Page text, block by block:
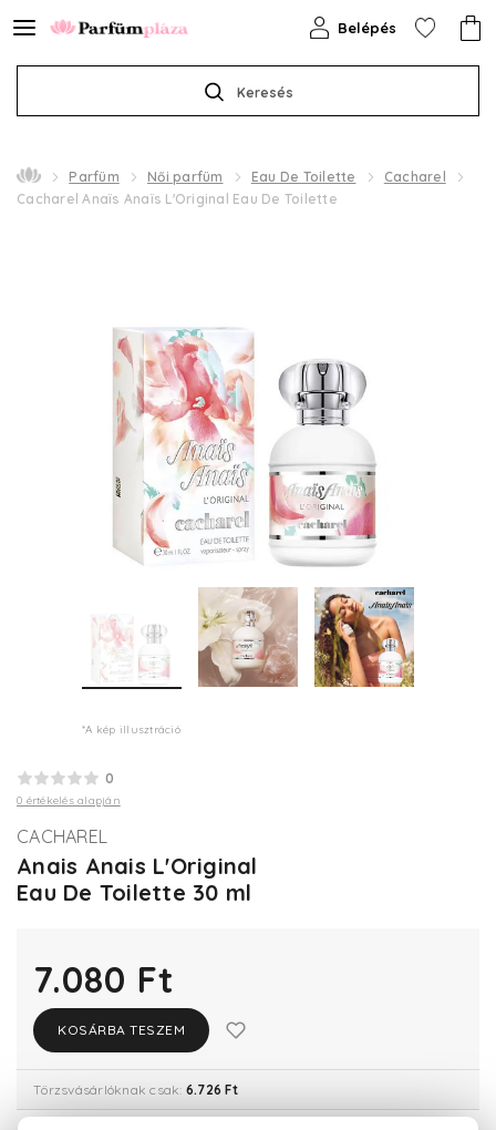
Keresés
Belépés
Parfüm Női parfüm Eau De Toilette
Cacharel
Cacharel Anaïs Anaïs L'Original Eau De Toilette
*A kép illusztráció
0
0 értékelés alapján
CACHAREL
Anais Anais L'Original
Eau De Toilette 30 ml
7.080 Ft
KOSÁRBA TESZEM
Törzsvásárlóknak csak: 6.726 Ft